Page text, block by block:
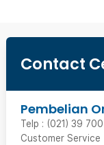
Contact
Pembelian
Telp : (021) 39
Customer Service